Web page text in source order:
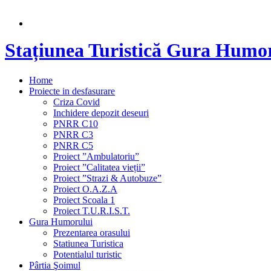
Stațiunea Turistică Gura
Home
Proiecte in desfasurare
Criza Covid
Inchidere depozit deseuri
PNRR C10
PNRR C3
PNRR C5
Proiect ”Ambulatoriu”
Proiect ”Calitatea vieții”
Proiect ”Strazi & Autobuze”
Proiect O.A.Z.A
Proiect Scoala 1
Proiect T.U.R.I.S.T.
Gura Humorului
Prezentarea orasului
Statiunea Turistica
Potentialul turistic
Pârtia Şoimul